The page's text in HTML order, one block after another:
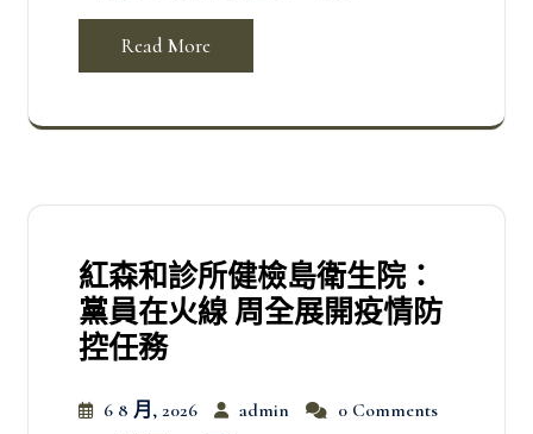
Read More
紅森和診所健檢島衛生院：
黨員在火線 周全展開疫情防
控任務
6 8 月, 2026 admin
0 Comments